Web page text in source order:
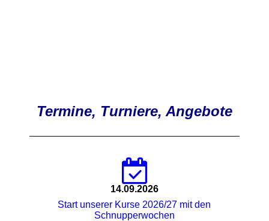
Termine, Turniere, Angebote
14.09.2026
Start unserer Kurse 2026/27 mit den
Schnupperwochen